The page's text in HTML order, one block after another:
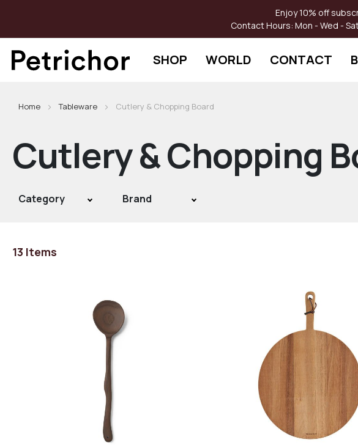
Content
Enjoy 10% off
Contact Hours: Mon - Wed -
SHOP WORLD CONTACT
Home Tableware Cutlery & Chopping Board
Cutlery & Chopping
Category Brand
13 Items